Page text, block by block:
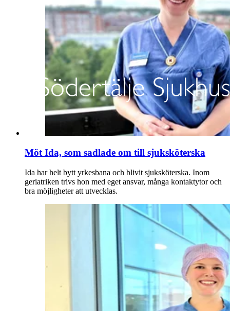
Möt Ida, som sadlade om till sjuksköterska
Ida har helt bytt yrkesbana och blivit sjuksköterska. Inom
geriatriken trivs hon med eget ansvar, många kontaktytor och
bra möjligheter att utvecklas.